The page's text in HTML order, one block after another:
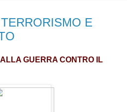
E
ALLA GUERRA CONTRO IL